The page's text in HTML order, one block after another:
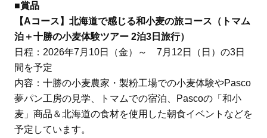
■賞品
【Aコース】北海道で感じる和小麦の旅コース（トマム
泊＋十勝の小麦体験ツアー 2泊3日旅行）
日程：2026年7月10日（金）～ 7月12日（日）の3日
間を予定
内容：十勝の小麦農家・製粉工場での小麦体験やPasco
夢パン工房の見学、トマムでの宿泊、Pascoの「和小
麦」商品＆北海道の食材を使用した朝食イベントなどを
予定しています。